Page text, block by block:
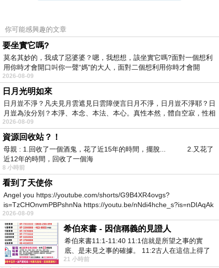
你可能感興趣的文章
要坐實它嗎?
莫名其妙的，我成了惡婆婆？嗯，我想想，該坐實它嗎?面對一個想利
用你時才會開口叫你一聲“媽"的大人，面對二個想利用你時才會開
2026-08-09
日月光明如來
日月豈不淨？凡夫見月雲遮見日雲障便言日月不淨，日月豈不淨耶？日
月豈為汝分別？本淨、本念、本法、本心。真性本然，體自空寂，性相
2026-08-09
資源回收站？！
母親 : 1.回收了一個酒鬼，花了近15年的時間，擺脫... 2.又花了
近12年的時間，回收了一個海
8 小時前
看到了天使你
Angel you https://youtube.com/shorts/G9B4XR4ovgs?
is=TzCHOnvmPBPshnNa https://youtu.be/nNdi4hche_s?is=nDIAqAk
2026-08-09
希伯來書 - 因信稱義的見證人
希伯來書11:1-11:40 11:1信就是所望之事的實
底、是未見之事的確據。 11:2古人在這信上得了
美好的證據。 11:3我們因着信、就知道
21 小時前